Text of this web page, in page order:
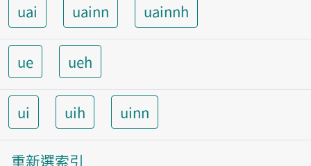
uai uainn uainnh
ue ueh
ui uih uinn
重新選索引